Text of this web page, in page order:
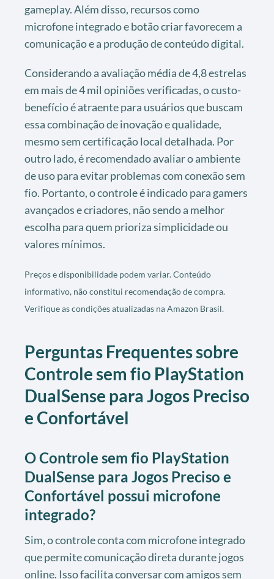
gameplay. Além disso, recursos como
microfone integrado e botão criar favorecem a
comunicação e a produção de conteúdo digital.
Considerando a avaliação média de 4,8 estrelas
em mais de 4 mil opiniões verificadas, o custo-
benefício é atraente para usuários que buscam
essa combinação de inovação e qualidade,
mesmo sem certificação local detalhada. Por
outro lado, é recomendado avaliar o ambiente
de uso para evitar problemas com conexão sem
fio. Portanto, o controle é indicado para gamers
avançados e criadores, não sendo a melhor
escolha para quem prioriza simplicidade ou
valores mínimos.
Preços e disponibilidade podem variar. Conteúdo
informativo, não constitui recomendação de compra.
Verifique as condições atualizadas na Amazon Brasil.
Perguntas Frequentes sobre
Controle sem fio PlayStation
DualSense para Jogos Preciso
e Confortável
O Controle sem fio PlayStation
DualSense para Jogos Preciso e
Confortável possui microfone
integrado?
Sim, o controle conta com microfone integrado
que permite comunicação direta durante jogos
online. Isso facilita conversar com amigos sem